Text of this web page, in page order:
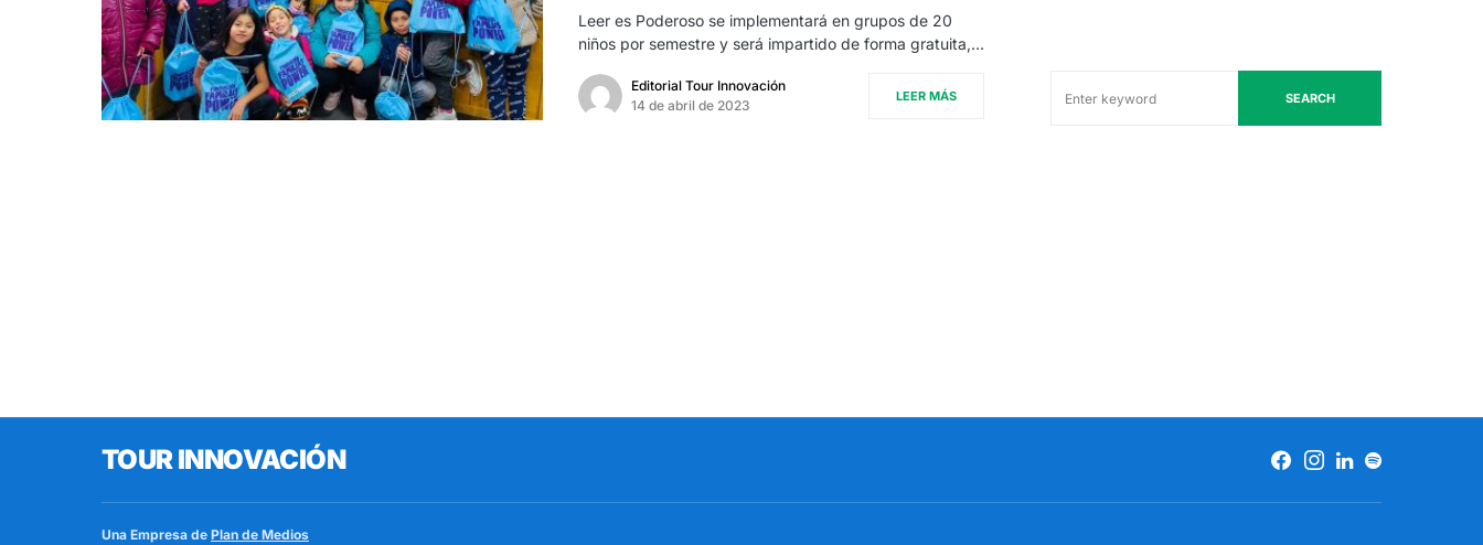
Leer es Poderoso se implementará en grupos de 20
niños por semestre y será impartido de forma gratuita,…
Editorial Tour Innovación
14 de abril de 2023
LEER MÁS SEARCH
TOUR INNOVACIÓN
Una Empresa de Plan de Medios